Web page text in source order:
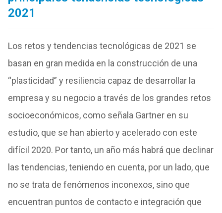
2021
Los retos y tendencias tecnológicas de 2021 se
basan en gran medida en la construcción de una
“plasticidad” y resiliencia capaz de desarrollar la
empresa y su negocio a través de los grandes retos
socioeconómicos, como señala Gartner en su
estudio, que se han abierto y acelerado con este
difícil 2020. Por tanto, un año más habrá que declinar
las tendencias, teniendo en cuenta, por un lado, que
no se trata de fenómenos inconexos, sino que
encuentran puntos de contacto e integración que